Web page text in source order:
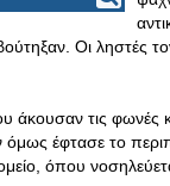
Οι ληστές
άκουσαν τις φωνές
έφτασε το
όπου